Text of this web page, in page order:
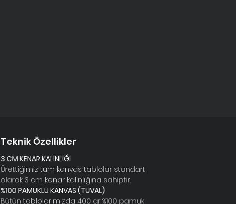
Teknik Özellikler
3 CM KENAR KALINLIĞI
Ürettiğimiz tüm kanvas tablolar standart
olarak 3 cm kenar kalınlığına sahiptir.
%100 PAMUKLU KANVAS (TUVAL)
Bütün tablolarımızda 400 gr %100 pamuk